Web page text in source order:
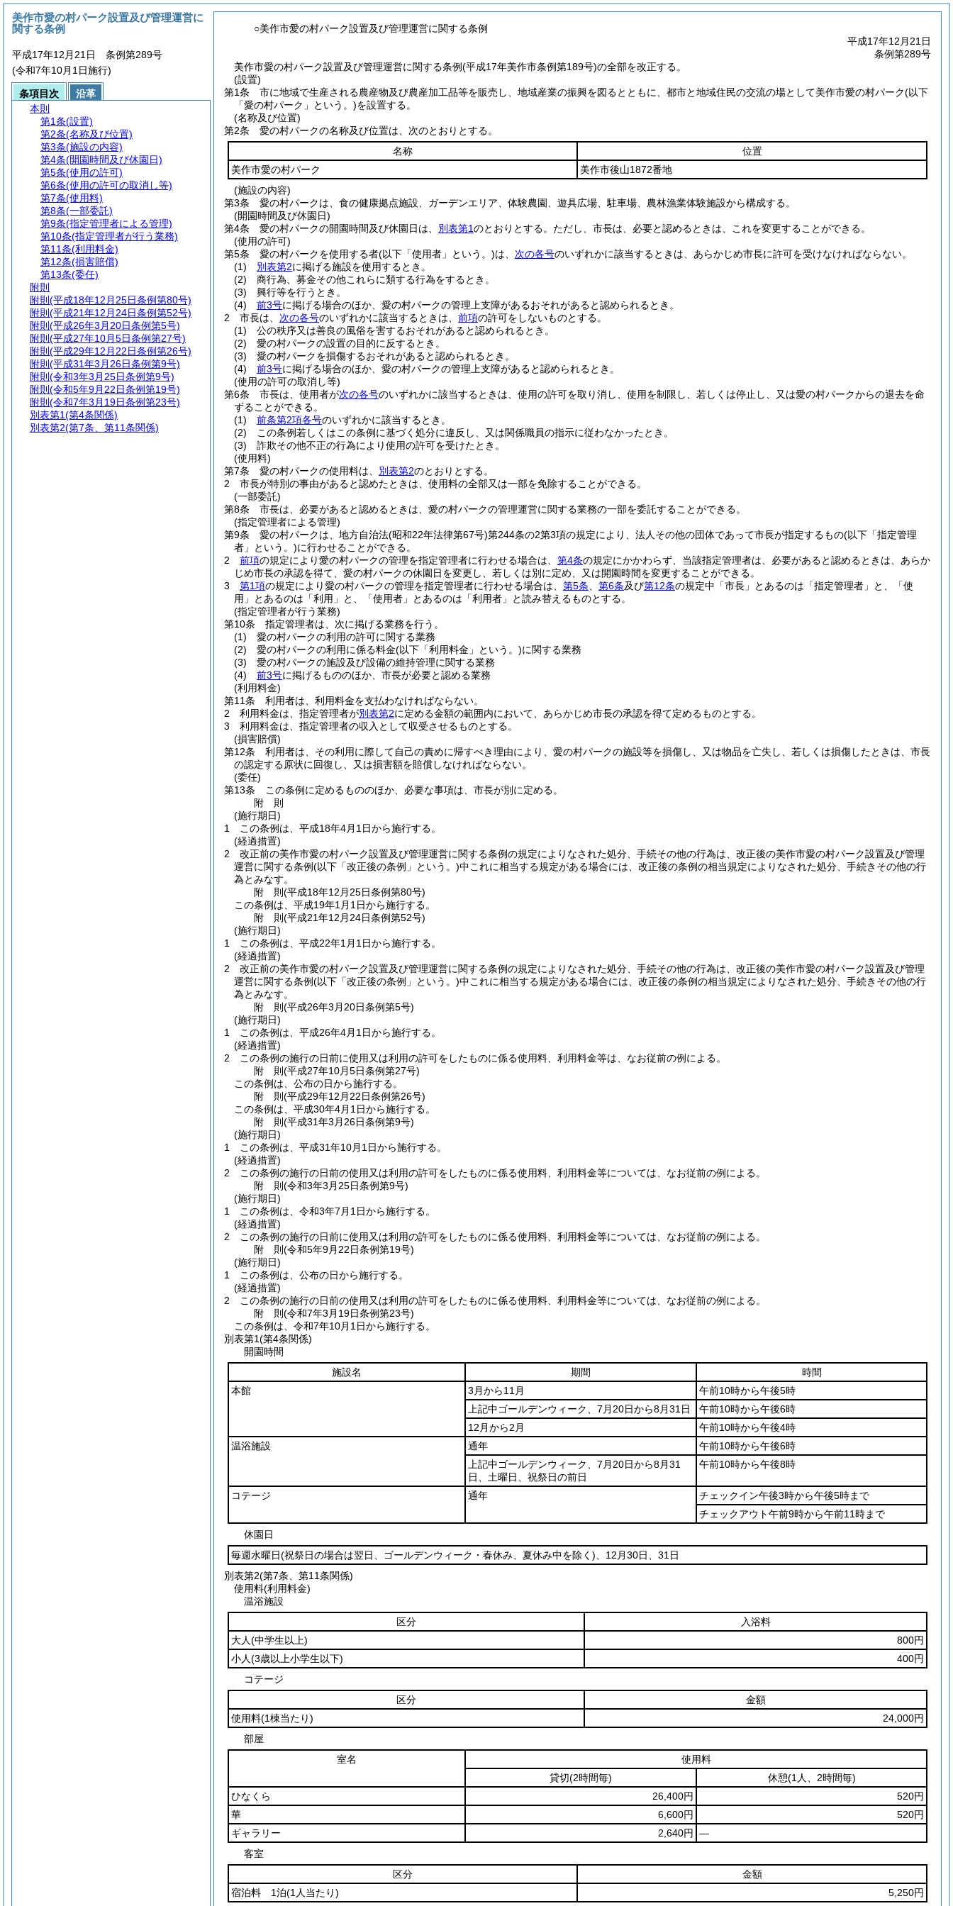
○美作市愛の村パーク設置及び管理運営に関する条例
平成17年12月21日
条例第289号
美作市愛の村パーク設置及び管理運営に関する条例(平成17年美作市条例第189号)の全部を改正する。
(設置)
第1条
市に地域で生産される農産物及び農産加工品等を販売し、地域産業の振興を図るとともに、都市と地域住民の交流の場として美作市愛の村パーク(以下
「愛の村パーク」という。)を設置する。
(名称及び位置)
第2条
愛の村パークの名称及び位置は、次のとおりとする。
名称
位置
美作市愛の村パーク
美作市後山1872番地
(施設の内容)
第3条
愛の村パークは、食の健康拠点施設、ガーデンエリア、体験農園、遊具広場、駐車場、農林漁業体験施設から構成する。
(開園時間及び休園日)
第4条
愛の村パークの開園時間及び休園日は、 別表第1のとおりとする。 ただし、市長は、必要と認めるときは、これを変更することができる。
(使用の許可)
第5条
愛の村パークを使用する者(以下「使用者」という。)は、 次の各号のいずれかに該当するときは、あらかじめ市長に許可を受けなければならない。
(1)
別表第2に掲げる施設を使用するとき。
(2)
商行為、募金その他これらに類する行為をするとき。
(3)
興行等を行うとき。
(4)
前3号に掲げる場合のほか、愛の村パークの管理上支障があるおそれがあると認められるとき。
2
市長は、 次の各号のいずれかに該当するときは、 前項の許可をしないものとする。
(1)
公の秩序又は善良の風俗を害するおそれがあると認められるとき。
(2)
愛の村パークの設置の目的に反するとき。
(3)
愛の村パークを損傷するおそれがあると認められるとき。
(4)
前3号に掲げる場合のほか、愛の村パークの管理上支障があると認められるとき。
(使用の許可の取消し等)
第6条
市長は、使用者が次の各号のいずれかに該当するときは、使用の許可を取り消し、使用を制限し、若しくは停止し、又は愛の村パークからの退去を命
ずることができる。
(1)
前条第2項各号のいずれかに該当するとき。
(2)
この条例若しくはこの条例に基づく処分に違反し、又は関係職員の指示に従わなかったとき。
(3)
詐欺その他不正の行為により使用の許可を受けたとき。
(使用料)
第7条
愛の村パークの使用料は、 別表第2のとおりとする。
2
市長が特別の事由があると認めたときは、使用料の全部又は一部を免除することができる。
(一部委託)
第8条
市長は、必要があると認めるときは、愛の村パークの管理運営に関する業務の一部を委託することができる。
(指定管理者による管理)
第9条
愛の村パークは、地方自治法(昭和22年法律第67号)第244条の2第3項の規定により、法人その他の団体であって市長が指定するもの(以下「指定管理
者」という。)に行わせることができる。
2
前項の規定により愛の村パークの管理を指定管理者に行わせる場合は、 第4条の規定にかかわらず、当該指定管理者は、必要があると認めるときは、あらか
じめ市長の承認を得て、愛の村パークの休園日を変更し、若しくは別に定め、又は開園時間を変更することができる。
3
第1項の規定により愛の村パークの管理を指定管理者に行わせる場合は、 第5条 第6条及び第12条の規定中「市長」とあるのは「指定管理者」と、「使
用」とあるのは「利用」と、「使用者」とあるのは「利用者」と読み替えるものとする。
(指定管理者が行う業務)
第10条
指定管理者は、次に掲げる業務を行う。
(1)
愛の村パークの利用の許可に関する業務
(2)
愛の村パークの利用に係る料金(以下「利用料金」という。)に関する業務
(3)
愛の村パークの施設及び設備の維持管理に関する業務
(4)
前3号に掲げるもののほか、市長が必要と認める業務
(利用料金)
第11条
利用者は、利用料金を支払わなければならない。
2
利用料金は、指定管理者が別表第2に定める金額の範囲内において、あらかじめ市長の承認を得て定めるものとする。
3
利用料金は、指定管理者の収入として収受させるものとする。
(損害賠償)
第12条
利用者は、その利用に際して自己の責めに帰すべき理由により、愛の村パークの施設等を損傷し、又は物品を亡失し、若しくは損傷したときは、市長
の認定する原状に回復し、又は損害額を賠償しなければならない。
(委任)
第13条
この条例に定めるもののほか、必要な事項は、市長が別に定める。
附 則
(施行期日)
1
この条例は、平成18年4月1日から施行する。
(経過措置)
2
改正前の美作市愛の村パーク設置及び管理運営に関する条例の規定によりなされた処分、手続その他の行為は、改正後の美作市愛の村パーク設置及び管理
運営に関する条例(以下「改正後の条例」という。)中これに相当する規定がある場合には、改正後の条例の相当規定によりなされた処分、手続きその他の行
為とみなす。
附 則(平成18年12月25日条例第80号)
この条例は、平成19年1月1日から施行する。
附 則(平成21年12月24日条例第52号)
(施行期日)
1
この条例は、平成22年1月1日から施行する。
(経過措置)
2
改正前の美作市愛の村パーク設置及び管理運営に関する条例の規定によりなされた処分、手続その他の行為は、改正後の美作市愛の村パーク設置及び管理
運営に関する条例(以下「改正後の条例」という。)中これに相当する規定がある場合には、改正後の条例の相当規定によりなされた処分、手続きその他の行
為とみなす。
附 則(平成26年3月20日条例第5号)
(施行期日)
1
この条例は、平成26年4月1日から施行する。
(経過措置)
2
この条例の施行の日前に使用又は利用の許可をしたものに係る使用料、利用料金等は、なお従前の例による。
附 則(平成27年10月5日条例第27号)
この条例は、公布の日から施行する。
附 則(平成29年12月22日条例第26号)
この条例は、平成30年4月1日から施行する。
附 則(平成31年3月26日条例第9号)
(施行期日)
1
この条例は、平成31年10月1日から施行する。
(経過措置)
2
この条例の施行の日前の使用又は利用の許可をしたものに係る使用料、利用料金等については、なお従前の例による。
附 則(令和3年3月25日条例第9号)
(施行期日)
1
この条例は、令和3年7月1日から施行する。
(経過措置)
2
この条例の施行の日前に使用又は利用の許可をしたものに係る使用料、利用料金等については、なお従前の例による。
附 則(令和5年9月22日条例第19号)
(施行期日)
1
この条例は、公布の日から施行する。
(経過措置)
2
この条例の施行の日前の使用又は利用の許可をしたものに係る使用料、利用料金等については、なお従前の例による。
附 則(令和7年3月19日条例第23号)
この条例は、令和7年10月1日から施行する。
別表第1(第4条関係)
開園時間
施設名
期間
時間
本館
3月から11月
午前10時から午後5時
上記中ゴールデンウィーク、7月20日から8月31日
午前10時から午後6時
12月から2月
午前10時から午後4時
温浴施設
通年
午前10時から午後6時
上記中ゴールデンウィーク、7月20日から8月31
日、土曜日、祝祭日の前日
午前10時から午後8時
コテージ 通年
チェックイン午後3時から午後5時まで
チェックアウト午前9時から午前11時まで
休園日
毎週水曜日(祝祭日の場合は翌日、ゴールデンウィーク・春休み、夏休み中を除く) 、12月30日、31日
別表第2(第7条、第11条関係)
使用料(利用料金)
温浴施設
区分
入浴料
大人(中学生以上)
800円
小人(3歳以上小学生以下)
400円
コテージ
区分
金額
使用料(1棟当たり)
24,000円
部屋
室名
使用料
貸切(2時間毎) 休憩(1人、2時間毎)
ひなくら
26,400円
520円
華
6,600円
520円
ギャラリー
2,640円
―
客室
区分
金額
宿泊料 1泊(1人当たり) 5,250円
美作市愛の村パーク設置及び管理運営に
関する条例
平成17年12月21日 条例第289号
(令和7年10月1日施行)
条項目次
沿革
本則
第1条(設置)
第2条(名称及び位置)
第3条(施設の内容)
第4条(開園時間及び休園日)
第5条(使用の許可)
第6条(使用の許可の取消し等)
第7条(使用料)
第8条(一部委託)
第9条(指定管理者による管理)
第10条(指定管理者が行う業務)
第11条(利用料金)
第12条(損害賠償)
第13条(委任)
附則
附則 (平成18年12月25日条例第80号)
附則 (平成21年12月24日条例第52号)
附則 (平成26年3月20日条例第5号)
附則 (平成27年10月5日条例第27号)
附則 (平成29年12月22日条例第26号)
附則 (平成31年3月26日条例第9号)
附則 (令和3年3月25日条例第9号)
附則 (令和5年9月22日条例第19号)
附則 (令和7年3月19日条例第23号)
別表第1(第4条関係)
別表第2(第7条、第11条関係)